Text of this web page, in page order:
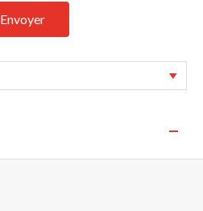
Envoyer
—